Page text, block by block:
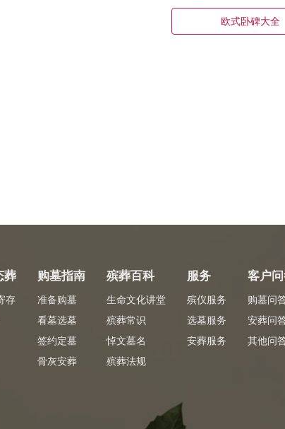
欧式卧碑大全
葬
存
购墓指南
准备购墓
看墓选墓
签约定墓
骨灰安葬
殡葬百科
生命文化讲堂
殡葬常识
悼文墓名
殡葬法规
服务
殡仪服务
选墓服务
安葬服务
客户
购墓问
安葬问
其他问